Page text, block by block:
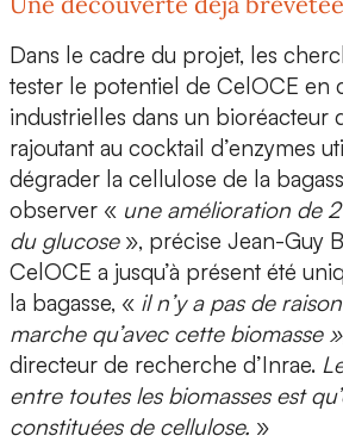
Dans le cadre du projet, les
tester le potentiel de CelOCE en
industrielles dans un bioréacteur
rajoutant au cocktail d’enzymes
dégrader la cellulose de la
observer « une amélioration de
du glucose», précise Jean-Guy
CelOCE a jusqu’à présent été
la bagasse, « il n’y a pas de
marche qu’avec cette biomasse
directeur de recherche d’Inrae.
entre toutes les biomasses est
constituées de cellulose. »